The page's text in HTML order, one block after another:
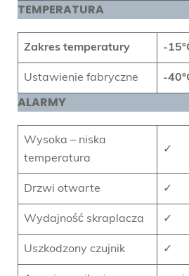
TEMPERATURA
Zakres temperatury -15
Ustawienie fabryczne -
ALARMY
Wysoka – niska
temperatura
✓
Drzwi otwarte ✓
Wydajność skraplacza ✓
Uszkodzony czujnik ✓